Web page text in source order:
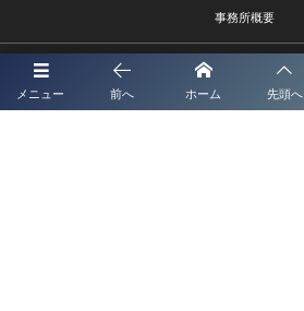
メニュー 前へ ホーム 先頭へ
事務所概要